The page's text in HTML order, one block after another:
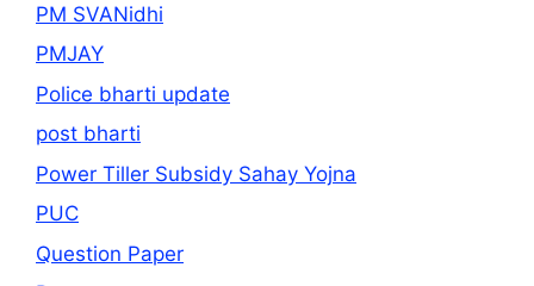
PM SVANidhi
PMJAY
Police bharti update
post bharti
Power Tiller Subsidy Sahay Yojna
PUC
Question Paper